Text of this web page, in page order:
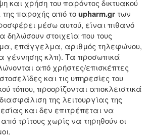
και χρήση του παρόντος δικτυακού
της παροχής από τοupharm.gr των
μέσω αυτού, είναι πιθανό
δηλώσουν στοιχεία που τους
επάγγελμα, αριθμός τηλεφώνου,
γέννησης κλπ). Τα προσωπικά
από χρήστες/επισκέπτες
και τις υπηρεσίες του
τόπου, προορίζονται αποκλειστικά
της λειτουργίας της
και δεν επιτρέπεται να
τρίτους χωρίς να τηρηθούν οι